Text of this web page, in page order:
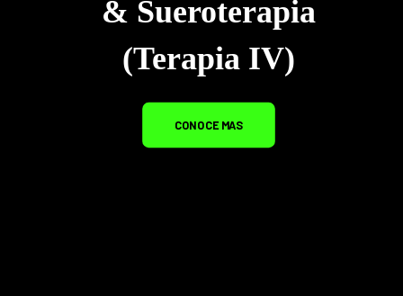
& Sueroterapia
(Terapia IV)
CONOCE MAS